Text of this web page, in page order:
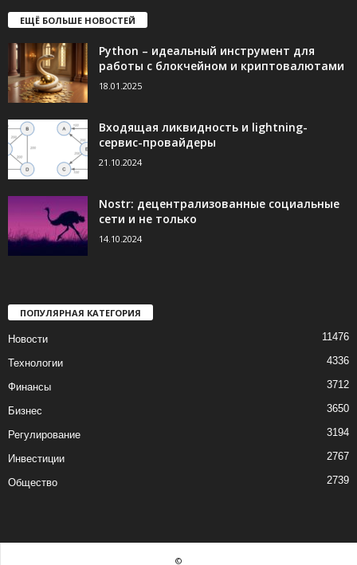
ЕЩЁ БОЛЬШЕ НОВОСТЕЙ
Python – идеальный инструмент для
работы с блокчейном и криптовалютами
18.01.2025
Входящая ликвидность и lightning-
сервис-провайдеры
21.10.2024
Nostr: децентрализованные социальные
сети и не только
14.10.2024
ПОПУЛЯРНАЯ КАТЕГОРИЯ
Новости 11476
Технологии 4336
Финансы 3712
Бизнес 3650
Регулирование 3194
Инвестиции 2767
Общество 2739
©